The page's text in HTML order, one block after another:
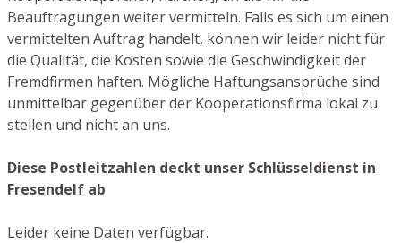
Beauftragungen weiter vermitteln. Falls es sich um einen
vermittelten Auftrag handelt, können wir leider nicht für
die Qualität, die Kosten sowie die Geschwindigkeit der
Fremdfirmen haften. Mögliche Haftungsansprüche sind
unmittelbar gegenüber der Kooperationsfirma lokal zu
stellen und nicht an uns.
Diese Postleitzahlen deckt unser Schlüsseldienst in
Fresendelf ab
Leider keine Daten verfügbar.